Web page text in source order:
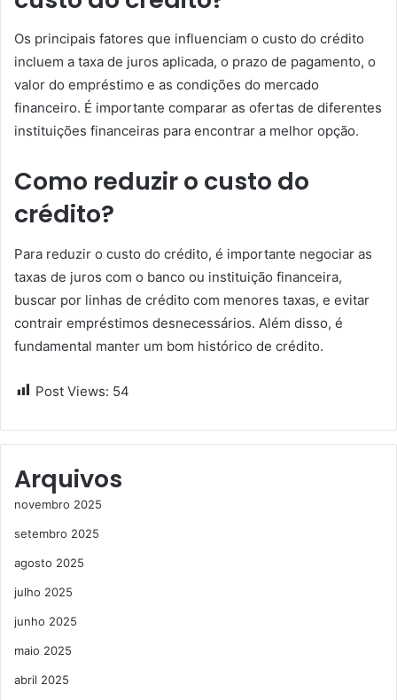
Os principais fatores que influenciam o custo do crédito
incluem a taxa de juros aplicada, o prazo de pagamento, o
valor do empréstimo e as condições do mercado
financeiro. É importante comparar as ofertas de diferentes
instituições financeiras para encontrar a melhor opção.
Como reduzir o custo do
crédito?
Para reduzir o custo do crédito, é importante negociar as
taxas de juros com o banco ou instituição financeira,
buscar por linhas de crédito com menores taxas, e evitar
contrair empréstimos desnecessários. Além disso, é
fundamental manter um bom histórico de crédito.
Post Views: 54
Arquivos
novembro 2025
setembro 2025
agosto 2025
julho 2025
junho 2025
maio 2025
abril 2025